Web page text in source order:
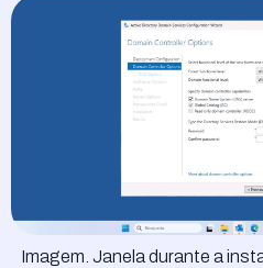
Imagem. Janela durante a